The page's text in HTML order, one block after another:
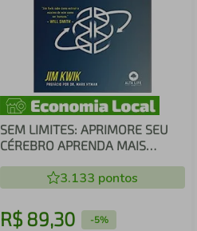
SEM LIMITES: APRIMORE SEU
CÉREBRO APRENDA MAIS
EXCEPCIONAL3.133 pontos
R$89,30 -5%